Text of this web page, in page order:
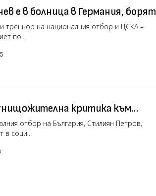
е в болница в Германия, борят
треньор на националния отбор и ЦСКА –
по...
критика към
е за хора с характер
отбор на България, Стилиян Петров,
в соци...